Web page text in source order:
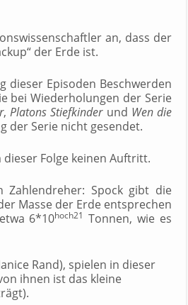
an, dass der
der Erde ist.
dieser Episoden Beschwerden
bei Wiederholungen der Serie
,Platons Stiefkinderund Wen die
der Serie nicht gesendet.
Folge keinen Auftritt.
Zahlendreher: Spock gibt die
Masse der Erde entsprechen
6*10hoch21 Tonnen, wie es
Rand), spielen in dieser
ihnen ist das kleine